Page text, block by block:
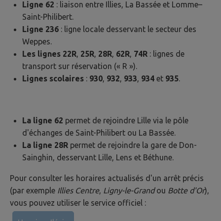
Ligne 62 : liaison entre Illies, La Bassée et Lomme–
Saint-Philibert.
Ligne 236 : ligne locale desservant le secteur des
Weppes.
Les lignes 22R, 25R, 28R, 62R, 74R : lignes de
transport sur réservation (« R »).
Lignes scolaires : 930, 932, 933, 934 et 935.
La ligne 62 permet de rejoindre Lille via le pôle
d'échanges de Saint-Philibert ou La Bassée.
La ligne 28R permet de rejoindre la gare de Don-
Sainghin, desservant Lille, Lens et Béthune.
Pour consulter les horaires actualisés d'un arrêt précis
(par exemple Illies Centre, Ligny-le-Grandou Botte d'Or),
vous pouvez utiliser le service officiel :